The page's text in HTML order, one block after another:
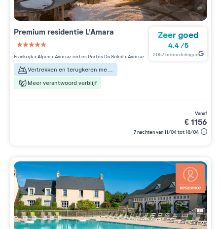
Premium residentie L'Amara
5 étoiles sur 5
Frankrijk>Alpen>Avoriaz en Les Portes Du Soleil>Avoriaz
Meer verantwoord verblijf
Zeer goed
4.4/5
2057beoordelingen
vanaf
€1156
7 nachten van 11/04 tot 18/04